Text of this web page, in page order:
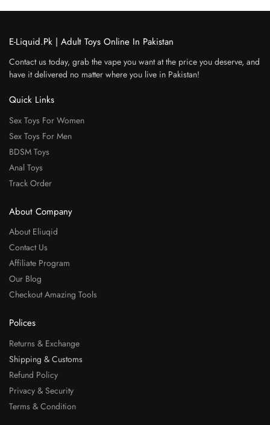
E-Liquid.Pk | Adult Toys Online In Pakistan
Contact us today, grab the vape you want at the price you deserve, and
have it delivered no matter where you live in Pakistan!
Quick Links
Sex Toys For Women
Sex Toys For Men
BDSM Toys
Anal Toys
Track Order
About Company
About Eliuqid
Contact Us
Affiliate Program
Our Blog
Checkout Amazing Tools
Polices
Returns & Exchange
Shipping & Customs
Refund Policy
Privacy & Security
Terms & Condition